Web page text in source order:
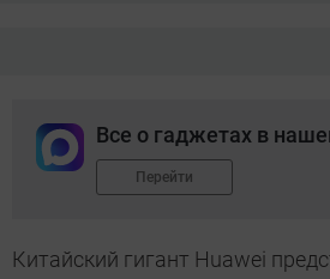
Все о гаджетах в
Перейти
Китайский гигант Huawei